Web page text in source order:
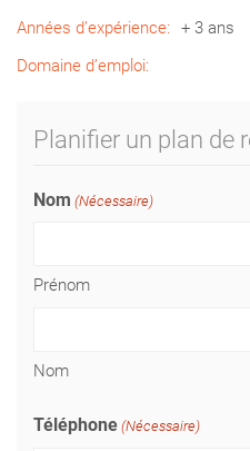
Années d’expérience:
+ 3 ans
Domaine d’emploi:
Planifier un plan de
Nom (Nécessaire)
Prénom
Nom
Téléphone (Nécessaire)